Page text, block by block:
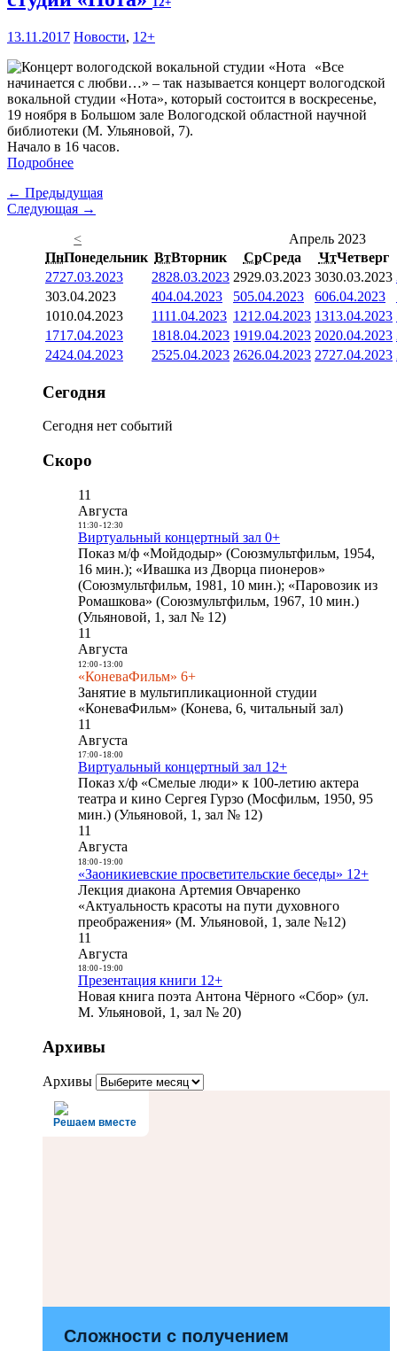
13.11.2017 Новости, 12+
«Все
начинается с любви…» – так называется концерт вологодской
вокальной студии «Нота», который состоится в воскресенье,
19 ноября в Большом зале Вологодской областной научной
библиотеки (М. Ульяновой, 7).
Начало в 16 часов.
Подробнее
← Предыдущая
Следующая →
<
Апрель 2023
ПнПонедельник ВтВторник СрСреда ЧтЧетверг
2727.03.2023 2828.03.2023 2929.03.2023 3030.03.2023
303.04.2023 404.04.2023 505.04.2023 606.04.2023
1010.04.2023 1111.04.2023 1212.04.2023 1313.04.2023
1717.04.2023 1818.04.2023 1919.04.2023 2020.04.2023
2424.04.2023 2525.04.2023 2626.04.2023 2727.04.2023
Сегодня
Сегодня нет событий
Скоро
11
Августа
11:30- 12:30
Виртуальный концертный зал 0+
Показ м/ф «Мойдодыр» (Союзмультфильм, 1954,
16 мин.); «Ивашка из Дворца пионеров»
(Союзмультфильм, 1981, 10 мин.); «Паровозик из
Ромашкова» (Союзмультфильм, 1967, 10 мин.)
(Ульяновой, 1, зал № 12)
11
Августа
12:00- 13:00
«КоневаФильм» 6+
Занятие в мультипликационной студии
«КоневаФильм» (Конева, 6, читальный зал)
11
Августа
17:00- 18:00
Виртуальный концертный зал 12+
Показ х/ф «Смелые люди» к 100-летию актера
театра и кино Сергея Гурзо (Мосфильм, 1950, 95
мин.) (Ульяновой, 1, зал № 12)
11
Августа
18:00- 19:00
«Заоникиевские просветительские беседы» 12+
Лекция диакона Артемия Овчаренко
«Актуальность красоты на пути духовного
преображения» (М. Ульяновой, 1, зале №12)
11
Августа
18:00- 19:00
Презентация книги 12+
Новая книга поэта Антона Чёрного «Сбор» (ул.
М. Ульяновой, 1, зал № 20)
Архивы
Архивы
Решаем вместе
Сложности с получением